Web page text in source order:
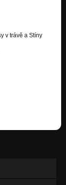
v trávě a Stíny